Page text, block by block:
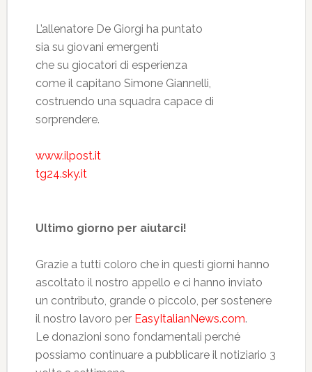
L’allenatore De Giorgi ha puntato
sia su giovani emergenti
che su giocatori di esperienza
come il capitano Simone Giannelli,
costruendo una squadra capace di
sorprendere.
www.ilpost.it
tg24.sky.it
Ultimo giorno per aiutarci!
Grazie a tutti coloro che in questi giorni hanno
ascoltato il nostro appello e ci hanno inviato
un contributo, grande o piccolo, per sostenere
il nostro lavoro per EasyItalianNews.com.
Le donazioni sono fondamentali perché
possiamo continuare a pubblicare il notiziario 3